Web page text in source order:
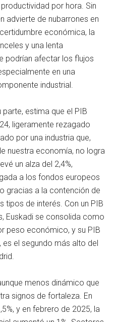
por hora. Sin
advierte de nubarrones en
económica, la
y una lenta
podrían afectar los flujos
en una
industrial.
parte, estima que el PIB
ligeramente rezagado
por una industria que,
nuestra economía, no logra
un alza del 2,4%,
a los fondos europeos
gracias a la contención de
tipos de interés. Con un PIB
Euskadi se consolida como
peso económico, y su PIB
el segundo más alto del
menos dinámico que
signos de fortaleza. En
y en febrero de 2025, la